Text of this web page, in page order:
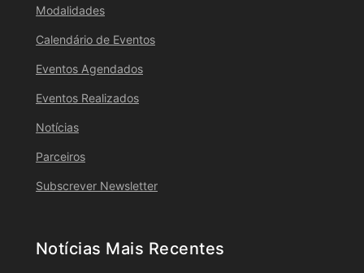
Modalidades
Calendário de Eventos
Eventos Agendados
Eventos Realizados
Notícias
Parceiros
Subscrever Newsletter
Notícias Mais Recentes